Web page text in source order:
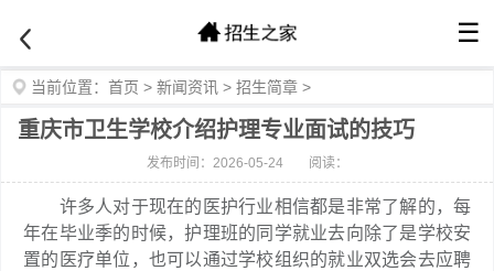
☰
当前位置： 首页 > 新闻资讯 > 招生简章 >
重庆市卫生学校介绍护理专业面试的技巧
发布时间：2026-05-24 阅读：
许多人对于现在的医护行业相信都是非常了解的，每
年在毕业季的时候，护理班的同学就业去向除了是学校安
置的医疗单位，也可以通过学校组织的就业双选会去应聘